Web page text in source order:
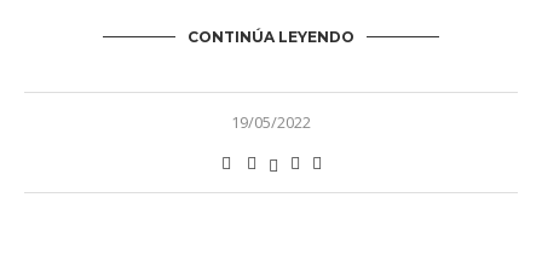
CONTINÚA LEYENDO
19/05/2022